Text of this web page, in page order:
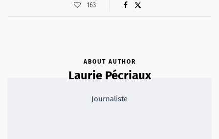
163
ABOUT AUTHOR
Laurie Pécriaux
Journaliste